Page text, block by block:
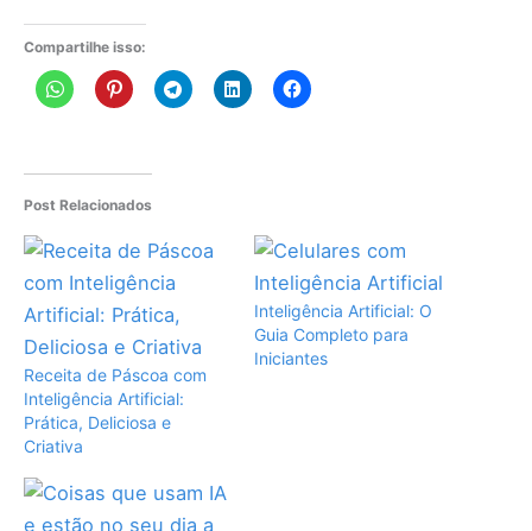
Compartilhe isso:
Post Relacionados
Receita de Páscoa com
Inteligência Artificial:
Prática, Deliciosa e
Criativa
Inteligência Artificial: O
Guia Completo para
Iniciantes